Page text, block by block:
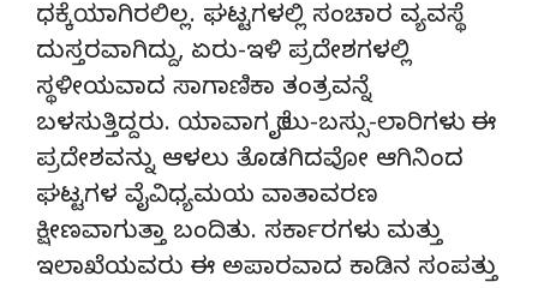
ಧಕ್ಕೆಯಾಗಿರಲಿಲ್ಲ. ಘಟ್ಟಗಳಲ್ಲಿ ಸಂಚಾರ ವ್ಯವಸ್ಥೆ
ದುಸ್ತರವಾಗಿದ್ದು, ಏರು-ಇಳಿ ಪ್ರದೇಶಗಳಲ್ಲಿ
ಸ್ಥಳೀಯವಾದ ಸಾಗಾಣಿಕಾ ತಂತ್ರವನ್ನೆ
ಬಳಸುತ್ತಿದ್ದರು. ಯಾವಾಗ ರೈಲು-ಬಸ್ಸು-ಲಾರಿಗಳು ಈ
ಪ್ರದೇಶವನ್ನು ಆಳಲು ತೊಡಗಿದವೋ ಆಗಿನಿಂದ
ಘಟ್ಟಗಳ ವೈವಿಧ್ಯಮಯ ವಾತಾವರಣ
ಕ್ಷೀಣವಾಗುತ್ತಾ ಬಂದಿತು. ಸರ್ಕಾರಗಳು ಮತ್ತು
ಇಲಾಖೆಯವರು ಈ ಅಪಾರವಾದ ಕಾಡಿನ ಸಂಪತ್ತು